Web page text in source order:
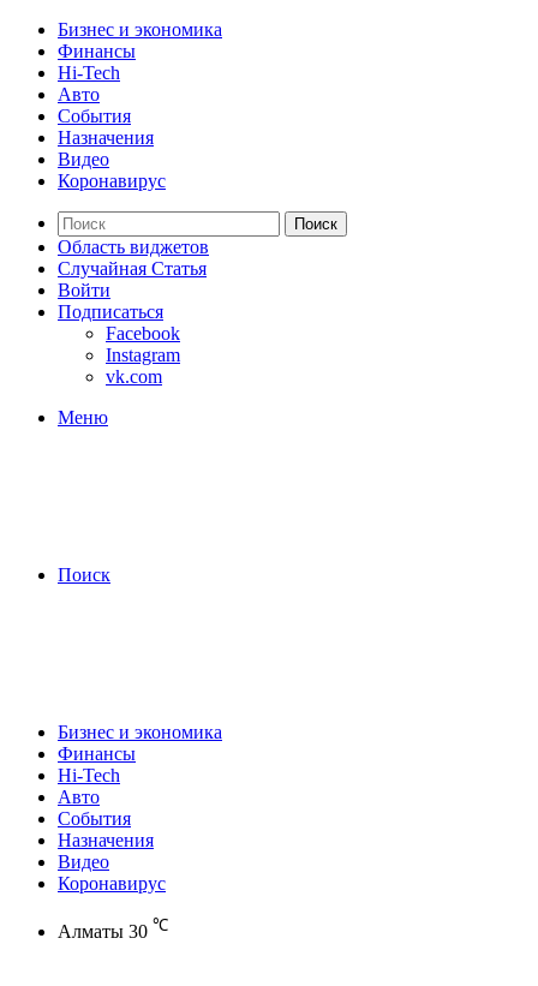
Бизнес и экономика
Финансы
Hi-Tech
Авто
События
Назначения
Видео
Коронавирус
Поиск
Область виджетов
Случайная Статья
Войти
Подписаться
Facebook
Instagram
vk.com
Меню
Поиск
Бизнес и экономика
Финансы
Hi-Tech
Авто
События
Назначения
Видео
Коронавирус
Алматы 30 ℃